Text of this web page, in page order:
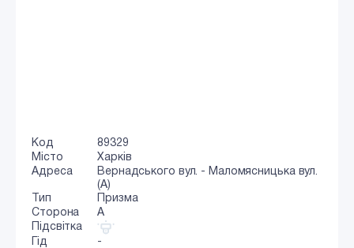
Код
89329
Місто
Харків
Адреса
Вернадського вул. - Маломясницька вул.
(А)
Тип
Призма
Сторона
A
Підсвітка
Гід
-